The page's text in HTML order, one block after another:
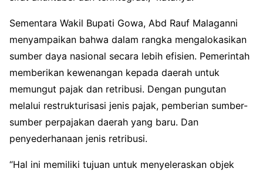
Sementara Wakil Bupati Gowa, Abd Rauf Malaganni
menyampaikan bahwa dalam rangka mengalokasikan
sumber daya nasional secara lebih efisien. Pemerintah
memberikan kewenangan kepada daerah untuk
memungut pajak dan retribusi. Dengan pungutan
melalui restrukturisasi jenis pajak, pemberian sumber-
sumber perpajakan daerah yang baru. Dan
penyederhanaan jenis retribusi.
“Hal ini memiliki tujuan untuk menyeleraskan objek